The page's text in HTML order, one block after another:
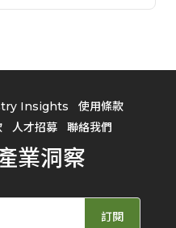
Insights
使用條款
人才招募 聯絡我們
業洞察
訂閱